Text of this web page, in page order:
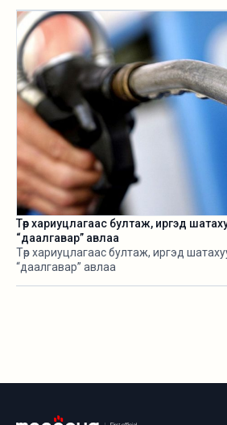
Төр хариуцлагаас бултаж, иргэд
“даалгавар” авлаа
Төр хариуцлагаас бултаж, иргэд шатахуунаа
“даалгавар” авлаа